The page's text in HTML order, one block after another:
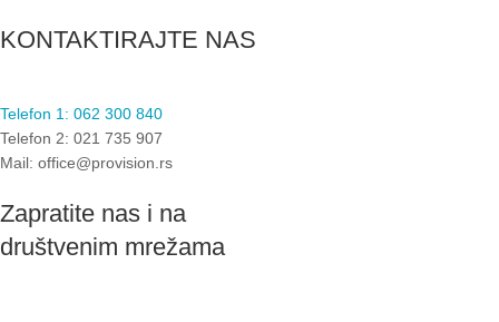
KONTAKTIRAJTE NAS
Telefon 1: 062 300 840
Telefon 2: 021 735 907
Mail: office@provision.rs
Zapratite nas i na
društvenim mrežama